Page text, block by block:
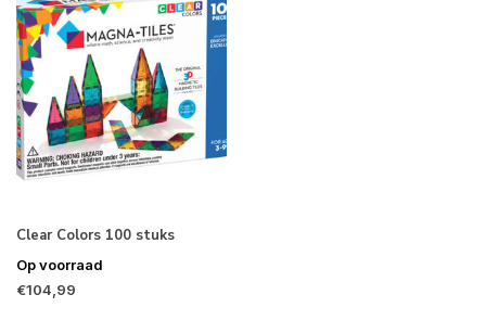
Clear Colors 100 stuks
Op voorraad
€104,99